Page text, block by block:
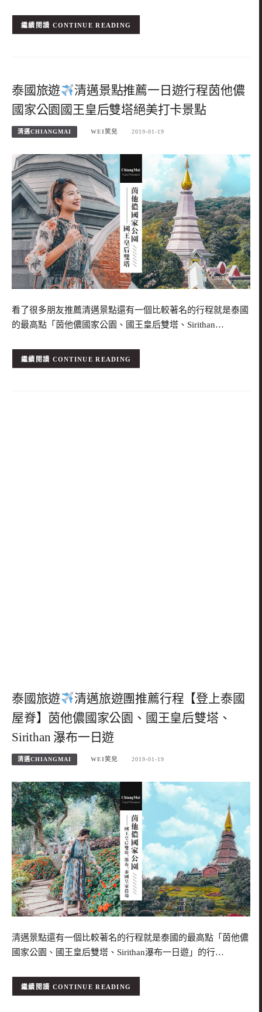
CONTINUE READING
泰國旅遊
清邁景點推薦一日遊行程茵他儂
國家公園國王皇后雙塔絕美打卡景點
清邁CHIANGMAI WEI笑兒 2019-01-19
看了很多朋友推薦清邁景點還有一個比較著名的行程就是泰國
的最高點「茵他儂國家公園、國王皇后雙塔、Sirithan…
CONTINUE READING
泰國旅遊
清邁旅遊團推薦行程【登上泰國
屋脊】茵他儂國家公園、國王皇后雙塔、
Sirithan 瀑布一日遊
清邁CHIANGMAI WEI笑兒 2019-01-19
清邁景點還有一個比較著名的行程就是泰國的最高點「茵他儂
國家公園、國王皇后雙塔、Sirithan瀑布一日遊」的行…
CONTINUE READING